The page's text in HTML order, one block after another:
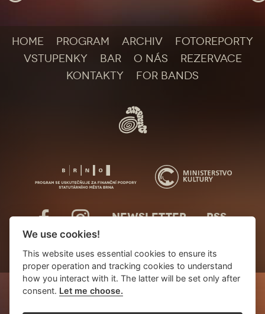
HOME PROGRAM ARCHIV
FOTOREPORTY
VSTUPENKY
BAR O NÁS
REZERVACE
KONTAKTY
FOR BANDS
NEWSLETTER RSS
We use cookies!
This website uses essential cookies to ensure its
proper operation and tracking cookies to understand
how you interact with it. The latter will be set only after
consent. Let me choose.